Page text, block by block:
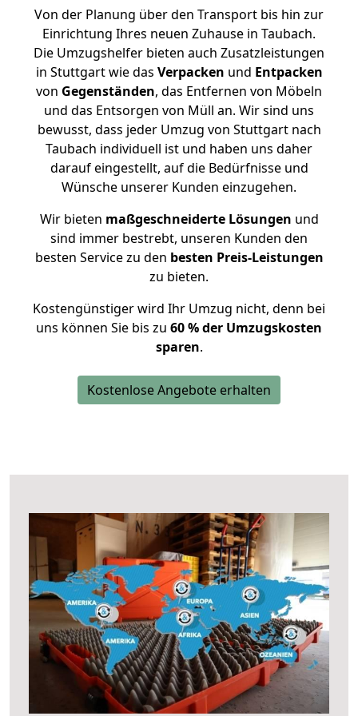
Von der Planung über den Transport bis hin zur
Einrichtung Ihres neuen Zuhause in Taubach.
Die Umzugshelfer bieten auch Zusatzleistungen
in Stuttgart wie das Verpacken und Entpacken
von Gegenständen, das Entfernen von Möbeln
und das Entsorgen von Müll an. Wir sind uns
bewusst, dass jeder Umzug von Stuttgart nach
Taubach individuell ist und haben uns daher
darauf eingestellt, auf die Bedürfnisse und
Wünsche unserer Kunden einzugehen.
Wir bieten maßgeschneiderte Lösungen und
sind immer bestrebt, unseren Kunden den
besten Service zu den besten Preis-Leistungen
zu bieten.
Kostengünstiger wird Ihr Umzug nicht, denn bei
uns können Sie bis zu 60 % der Umzugskosten
sparen.
Kostenlose Angebote erhalten